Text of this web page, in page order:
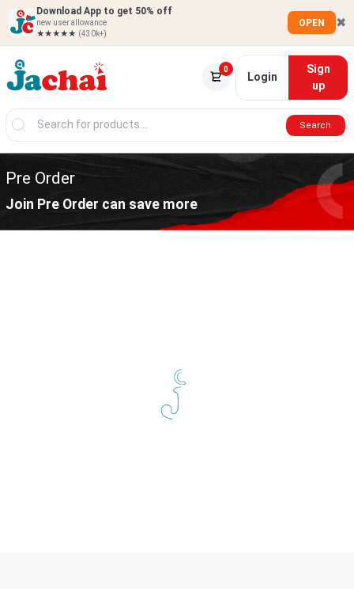
Download App to get 50% off
new user allowance
★★★★★ (430k+)
OPEN ✖
0
Login
Sign
up
Search
Pre Order
Join Pre Order can save more